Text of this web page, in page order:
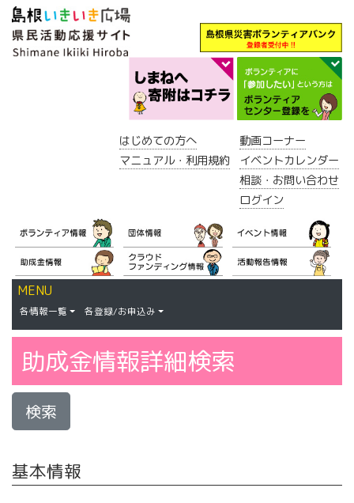
はじめての方へ
マニュアル・利用規約
動画コーナー
イベントカレンダー
相談・お問い合わせ
ログイン
MENU
各情報一覧 各登録/お申込み
助成金情報詳細検索
検索
基本情報